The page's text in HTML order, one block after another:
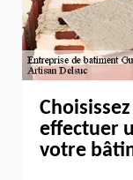
effectuer
votre